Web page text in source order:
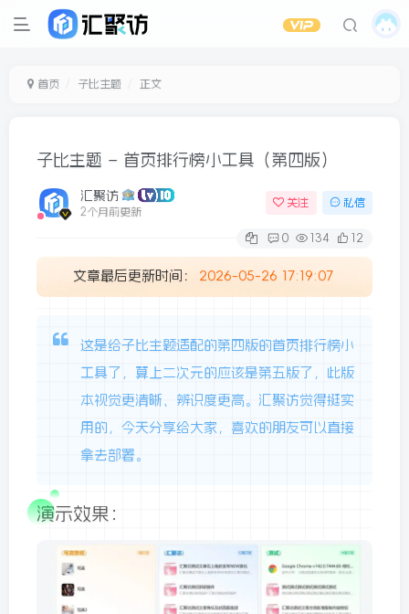
首页 子比主题 正文
子比主题 – 首页排行榜小工具（第四版）
汇聚访
2个月前更新
关注 私信
0 134 12
文章最后更新时间： 2026-05-26 17:19:07
这是给子比主题适配的第四版的首页排行榜小
工具了，算上二次元的应该是第五版了，此版
本视觉更清晰、辨识度更高。汇聚访觉得挺实
用的，今天分享给大家，喜欢的朋友可以直接
拿去部署。
演示效果：